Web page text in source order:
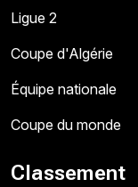
Ligue 2
Coupe d'Algérie
Équipe nationale
Coupe du monde
Classement